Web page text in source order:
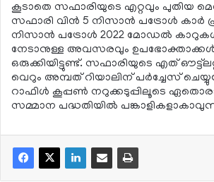
കൂടാതെ സഫാരിയുടെ എറ്റവും പുതിയ
സഫാരി വിന്‍ 5 നിസാന്‍ പട്രോള്‍ കാര്‍
നിസാന്‍ പട്രോള്‍ 2022 മോഡല്‍
നേടാനുള്ള അവസരവും
ഒരുക്കിയിട്ടുണ്ട്. സഫാരിയുടെ എത്
വെറും അമ്പത് റിയാലിന് പര്‍ച്ചേസ്
റാഫിള്‍ കൂപ്പണ്‍ നറുക്കടുപ്പിലൂടെ
സമ്മാന പദ്ധതിയില്‍